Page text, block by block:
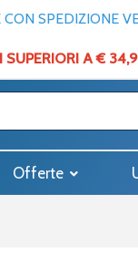
SPEDIZIONE
SUPERIORI A €
Offerte